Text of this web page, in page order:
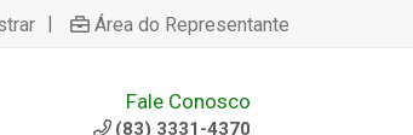
| Área do Representante
Fale Conosco
(83) 3331-4370